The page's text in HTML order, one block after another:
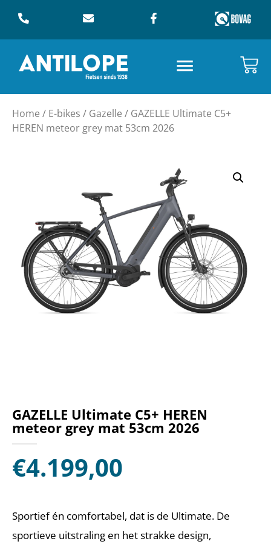
Home / E-bikes / Gazelle / GAZELLE Ultimate C5+
HEREN meteor grey mat 53cm 2026
GAZELLE Ultimate C5+ HEREN
meteor grey mat 53cm 2026
€4.199,00
Sportief én comfortabel, dat is de Ultimate. De
sportieve uitstraling en het strakke design,